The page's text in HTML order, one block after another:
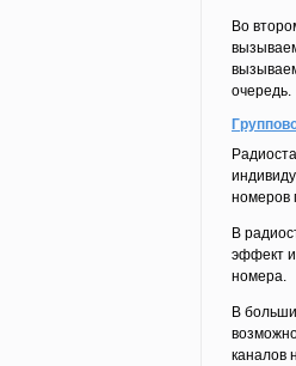
Во
очередь.
номеров
В
эффект
номера.
В
каналов